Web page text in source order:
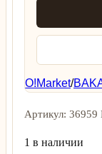
O!Market/
Артикул: 36959
1 в наличии